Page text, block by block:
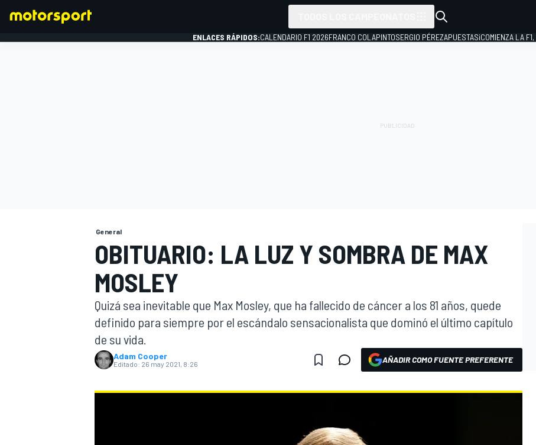
INDYCAR
ENLACES RÁPIDOS:CALENDARIO F1 2026FRANCO COLAPINTOSERGIO PÉREZAPUESTAS¡COMIENZA LA
General
OBITUARIO: LA LUZ Y SOMBRA DE MAX
MOSLEY
Quizá sea inevitable que Max Mosley, que ha fallecido de cáncer a los 81 años, quede
definido para siempre por el escándalo sensacionalista que dominó el último capítulo
de su vida.
Adam Cooper
Editado: 26 may 2021, 8:26 AÑADIR COMO FUENTE PREFERENTE